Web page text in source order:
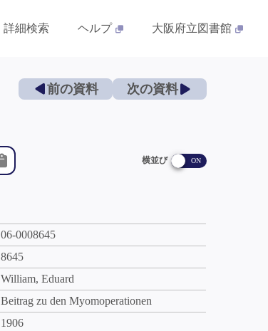
詳細検索 ヘルプ 大阪府立図書館
前の資料 次の資料
横並び
06-0008645
8645
William, Eduard
Beitrag zu den Myomoperationen
1906